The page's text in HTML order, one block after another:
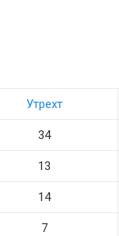
Утрехт
34
13
14
7